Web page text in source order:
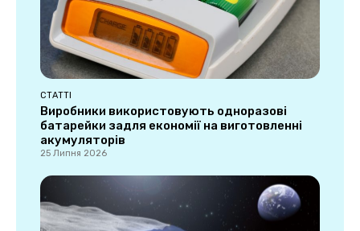
СТАТТІ
Виробники використовують одноразові
батарейки задля економії на виготовленні
акумуляторів
25 Липня 2026